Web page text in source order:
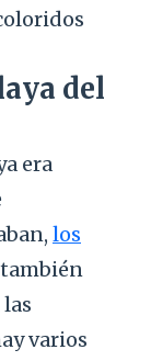
del
era
los
también
varios